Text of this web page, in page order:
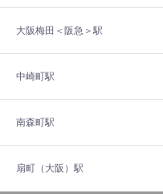
大阪梅田＜阪急＞駅
中崎町駅
南森町駅
扇町（大阪）駅